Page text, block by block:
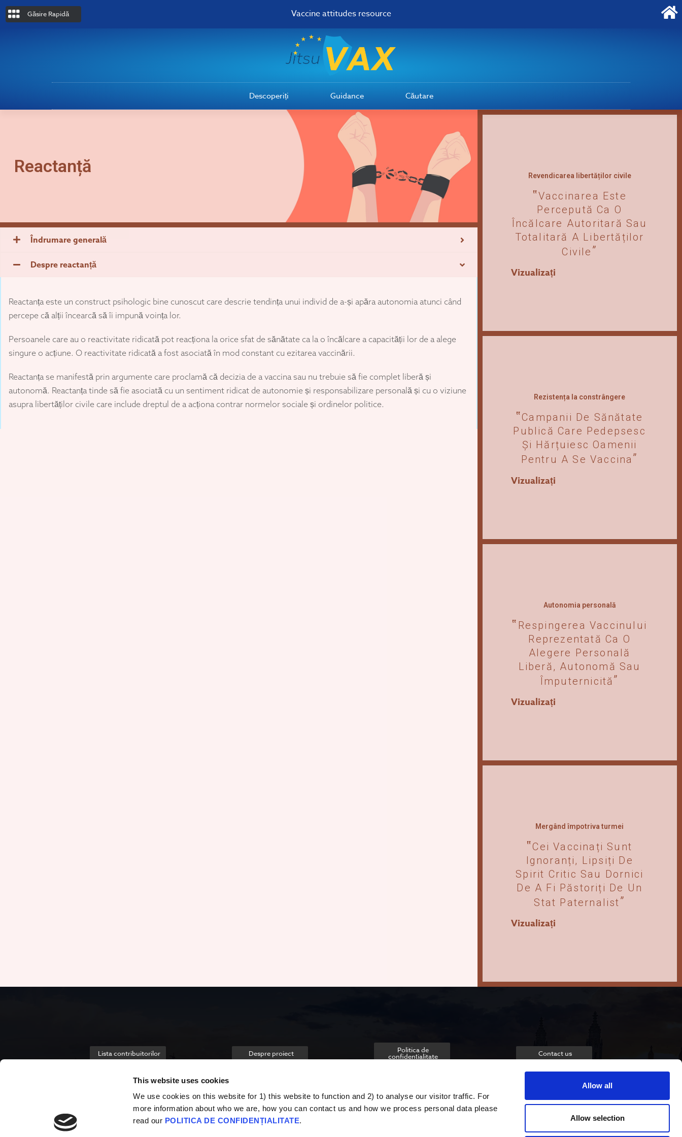
This website uses cookies
We use cookies on this website for 1) this website to function and 2) to analyse our visitor traffic. For
more information about who we are, how you can contact us and how we process personal data please
read our POLITICA DE CONFIDENȚIALITATE.
Allow all
Allow selection
Găsire Rapidă Vaccine attitudes resource
Descoperiți Guidance Căutare
Reactanță
Îndrumare generală
Despre reactanță
Reactanța este un construct psihologic bine cunoscut care descrie tendința unui individ de a-și apăra autonomia atunci când
percepe că alții încearcă să îi impună voința lor.
Persoanele care au o reactivitate ridicată pot reacționa la orice sfat de sănătate ca la o încălcare a capacității lor de a alege
singure o acțiune. O reactivitate ridicată a fost asociată în mod constant cu ezitarea vaccinării.
Reactanța se manifestă prin argumente care proclamă că decizia de a vaccina sau nu trebuie să fie complet liberă și
autonomă. Reactanța tinde să fie asociată cu un sentiment ridicat de autonomie și responsabilizare personală și cu o viziune
asupra libertăților civile care include dreptul de a acționa contrar normelor sociale și ordinelor politice.
Revendicarea libertăților civile
Vaccinarea Este
Percepută Ca O
Încălcare Autoritară Sau
Totalitară A Libertăților
Civile
Vizualizați
Rezistența la constrângere
Campanii De Sănătate
Publică Care Pedepsesc
Și Hărțuiesc Oamenii
Pentru A Se Vaccina
Vizualizați
Autonomia personală
Respingerea Vaccinului
Reprezentată Ca O
Alegere Personală
Liberă, Autonomă Sau
Împuternicită
Vizualizați
Mergând împotriva turmei
Cei Vaccinați Sunt
Ignoranți, Lipsiți De
Spirit Critic Sau Dornici
De A Fi Păstoriți De Un
Stat Paternalist
Vizualizați
Lista contribuitorilor Despre proiect Politica de
confidențialitate Contact us